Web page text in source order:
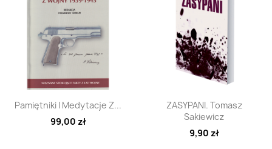
Szybki podgląd
Pamiętniki I Medytacje Z...
99,00 zł
Szybki podgląd
ZASYPANI. Tomasz
Sakiewicz
9,90 zł